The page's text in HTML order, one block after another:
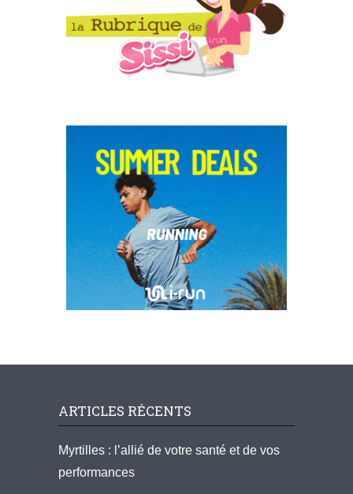
ARTICLES RÉCENTS
Myrtilles : l’allié de votre santé et de vos
performances